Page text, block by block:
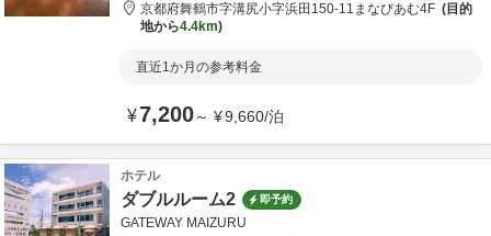
京都府舞鶴市字溝尻小字浜田150-11 まなびあむ4F
目的
地から4.4km
直近1か月の参考料金
¥7,200～ ¥9,660/泊
ホテル
ダブルルーム2 即予約
GATEWAY MAIZURU